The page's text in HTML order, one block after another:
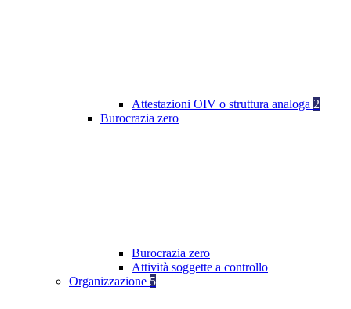
Attestazioni OIV o struttura analoga 2
Burocrazia zero
Burocrazia zero
Attività soggette a controllo
Organizzazione 5